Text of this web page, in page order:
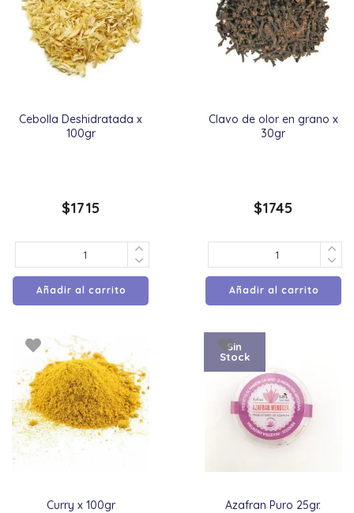
Cebolla Deshidratada x
100gr
$1715
Añadir al carrito
Clavo de olor en grano x
30gr
$1745
Añadir al carrito
Curry x 100gr Azafran Puro 25gr.
Sin
Stock